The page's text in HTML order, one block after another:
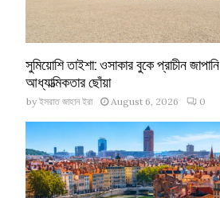
সুমিয়োশি তাইশা: ওসাকার বুকে প্রাচীন জাপানি
আধ্যাত্মিকতার ছোঁয়া
by ইসরাত জাহান ইরা August 6, 2026 0